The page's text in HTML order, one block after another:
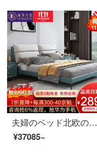
夫婦のベッド北欧の軽奢な布芸のダブルベッド1.8メートルの近代的な簡単な寝室のシングル1.5メートルの木のベッドの家具のベッド+ベッドの頭の戸棚*2 1800*2000
¥37085~